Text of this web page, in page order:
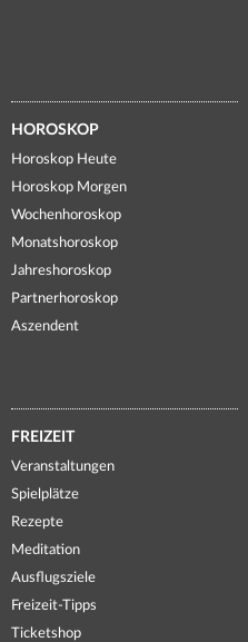
HOROSKOP
Horoskop Heute
Horoskop Morgen
Wochenhoroskop
Monatshoroskop
Jahreshoroskop
Partnerhoroskop
Aszendent
FREIZEIT
Veranstaltungen
Spielplätze
Rezepte
Meditation
Ausflugsziele
Freizeit-Tipps
Ticketshop